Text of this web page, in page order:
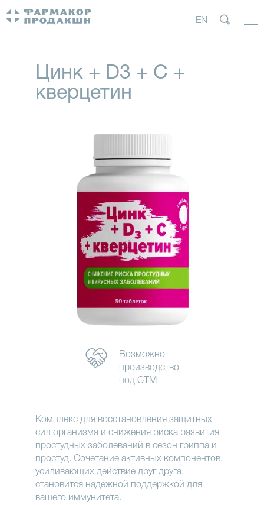
EN
Цинк + D3 + C +
кверцетин
Возможно
производство
под СТМ
Комплекс для восстановления защитных
сил организма и снижения риска развития
простудных заболеваний в сезон гриппа и
простуд. Сочетание активных компонентов,
усиливающих действие друг друга,
становится надежной поддержкой для
вашего иммунитета.